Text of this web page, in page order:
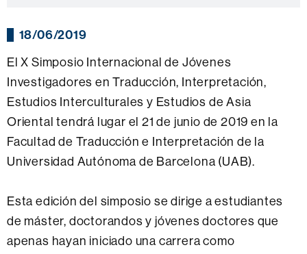
18/06/2019
El X Simposio Internacional de Jóvenes
Investigadores en Traducción, Interpretación,
Estudios Interculturales y Estudios de Asia
Oriental tendrá lugar el 21 de junio de 2019 en la
Facultad de Traducción e Interpretación de la
Universidad Autónoma de Barcelona (UAB).
Esta edición del simposio se dirige a estudiantes
de máster, doctorandos y jóvenes doctores que
apenas hayan iniciado una carrera como